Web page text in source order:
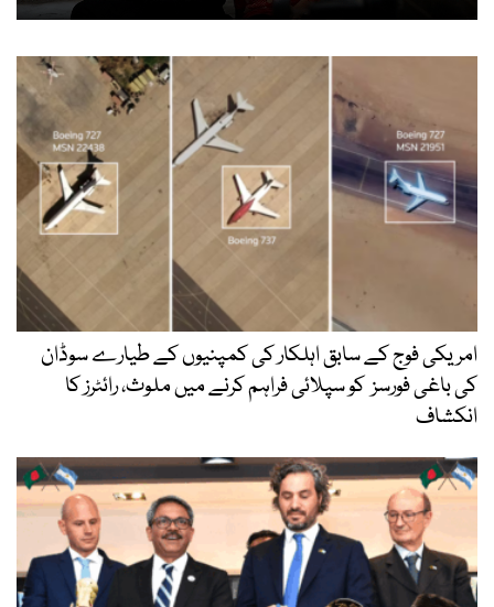
امریکی فوج کے سابق اہلکار کی کمپنیوں کے طیارے سوڈان
کی باغی فورسز کو سپلائی فراہم کرنے میں ملوث، رائٹرز کا
انکشاف